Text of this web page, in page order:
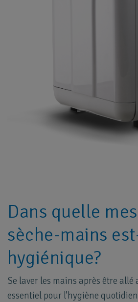
Dans quelle
sèche-mains
hygiénique?
Se laver les mains après être allé
essentiel pour l'hygiène